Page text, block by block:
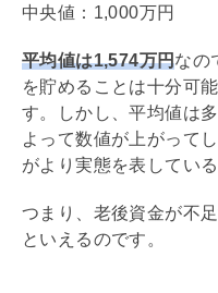
中央値：1,000万円
平均値は1,574万円なの
を貯めることは十分可
す。しかし、平均値は
よって数値が上がって
がより実態を表してい
つまり、老後資金が不
といえるのです。